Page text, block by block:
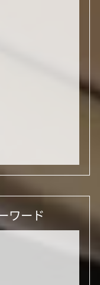
ワード